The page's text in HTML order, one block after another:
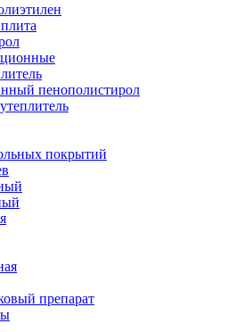
пенополистирол
покрытий
препарат